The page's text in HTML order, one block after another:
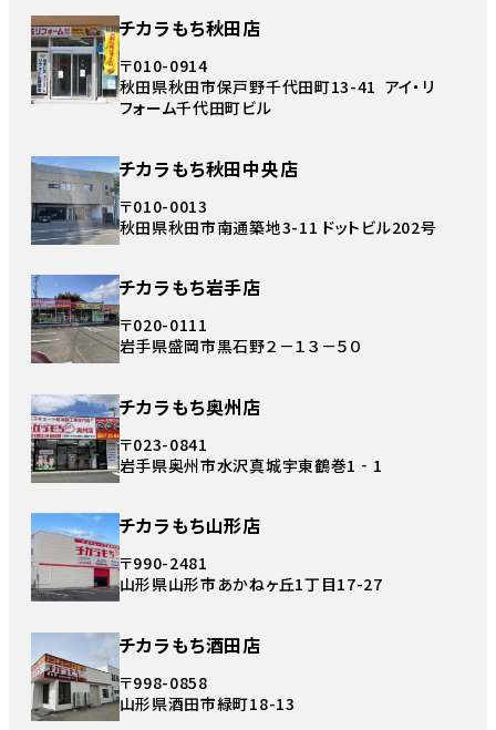
チカラもち秋田店
〒010-0914
秋田県秋田市保戸野千代田町13-41 アイ・リ
フォーム千代田町ビル
チカラもち秋田中央店
〒010-0013
秋田県秋田市南通築地3-11 ドットビル202号
チカラもち岩手店
〒020-0111
岩手県盛岡市黒石野２－１３－５０
チカラもち奥州店
〒023-0841
岩手県奥州市水沢真城宇東鶴巻1‐1
チカラもち山形店
〒990-2481
山形県山形市あかねヶ丘1丁目17-27
チカラもち酒田店
〒998-0858
山形県酒田市緑町18-13